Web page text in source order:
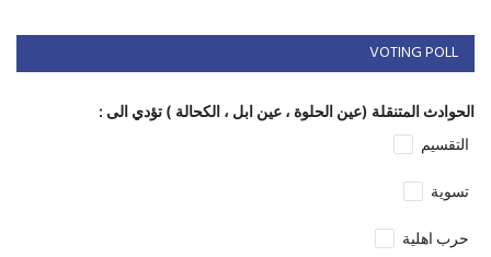
VOTING POLL
الحوادث المتنقلة (عين الحلوة ، عين ابل ، الكحالة ) تؤدي الى :
التقسيم
تسوية
حرب اهلية